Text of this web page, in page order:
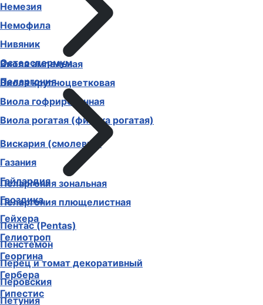
Виола ампельная
Виола крупноцветковая
Виола гофрированная
Виола рогатая (фиалка рогатая)
Вискария (смолевка)
Газания
Гайлардия
Гвоздика
Гейхера
Гелиотроп
Георгина
Гербера
Гипестис
Немезия
Немофила
Нивяник
Остеоспермум
Пеларгония
Пеларгония зональная
Пеларгония плющелистная
Пентас (Pentas)
Пенстемон
Перец и томат декоративный
Перовския
Петуния